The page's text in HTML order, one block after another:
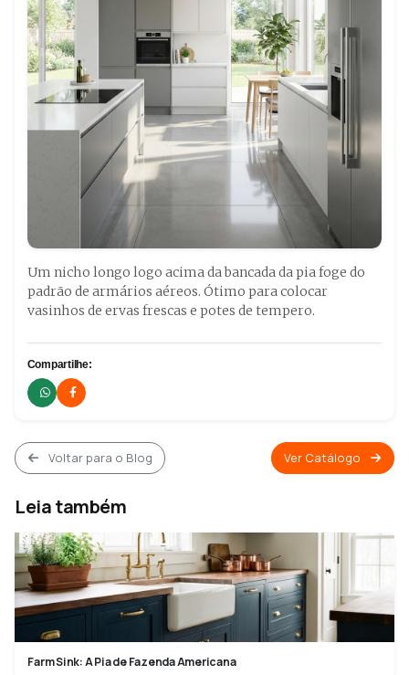
Um nicho longo logo acima da bancada da pia foge do
padrão de armários aéreos. Ótimo para colocar
vasinhos de ervas frescas e potes de tempero.
Compartilhe:
Voltar para o Blog Ver Catálogo
Leia também
Farm Sink: A Pia de Fazenda Americana